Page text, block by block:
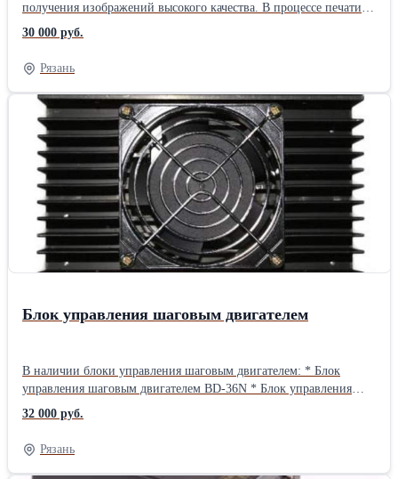
получения изображений высокого качества. В процессе печати
анилоксовый вал переносит краску непосредственно на
носитель, его качественные характеристики могут существенно
повлиять на конечный результат работы, поэтому специалисты
рекомендуют проводить их регулярное техобслуживание. 1. Вал
анилоксовый 600 мм.: Диаметр вала 104 мм, линиатура -300 lpi,
длина хвостовика 165 мм, посадочный диаметр под шестерню
вращения - 40 мм, посадочный диаметр под подшипник - 25 мм.
2. Вал анилоксовый 800 мм.: Диаметр вала 105 мм, линиатура
-300 lpi, длина хвостовика 175 мм, посадочный диаметр под
шестерню вращения - 40 мм, посадочный диаметр под
подшипник - 25 мм.Длина: 60 см Ширина: 11 см Высота: 11 см
Вес: 15 кг
30 000 руб.
Рязань
Блок управления шаговым двигателем
В наличии блоки управления шаговым двигателем: * Блок
управления шаговым двигателем BD-36N * Блок управления
шаговым двигателем HB-B3HL * Блок управления шаговым
двигателем CL-3HCВес: 1 кг
32 000 руб.
Рязань